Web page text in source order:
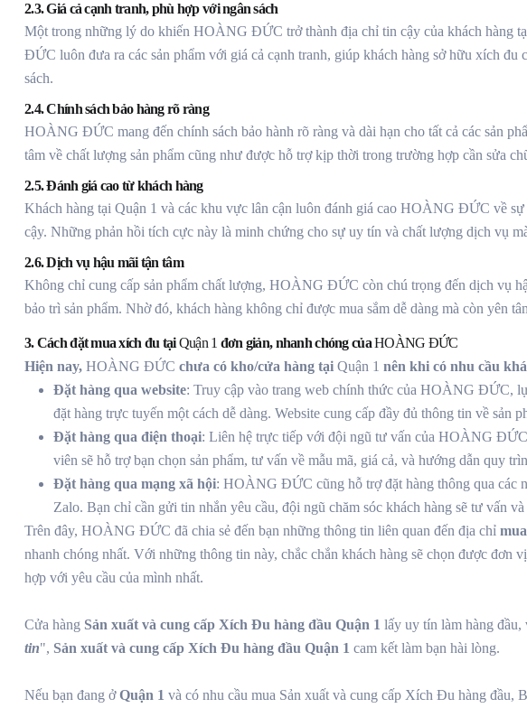
2.3. Giá cả cạnh tranh, phù hợp với ngân sách
Một trong những lý do khiến HOÀNG ĐỨC trở thành địa chỉ tin cậy của khách hàng
ĐỨC luôn đưa ra các sản phẩm với giá cả cạnh tranh, giúp khách hàng sở hữu xích đu
sách.
2.4. Chính sách bảo hàng rõ ràng
HOÀNG ĐỨC mang đến chính sách bảo hành rõ ràng và dài hạn cho tất cả các sản
tâm về chất lượng sản phẩm cũng như được hỗ trợ kịp thời trong trường hợp cần sửa
2.5. Đánh giá cao từ khách hàng
Khách hàng tại Quận 1 và các khu vực lân cận luôn đánh giá cao HOÀNG ĐỨC về sự
cậy. Những phản hồi tích cực này là minh chứng cho sự uy tín và chất lượng dịch vụ
2.6. Dịch vụ hậu mãi tận tâm
Không chỉ cung cấp sản phẩm chất lượng, HOÀNG ĐỨC còn chú trọng đến dịch vụ
bảo trì sản phẩm. Nhờ đó, khách hàng không chỉ được mua sắm dễ dàng mà còn yên
3. Cách đặt mua xích đu tạiQuận 1 đơn giản, nhanh chóng củaHOÀNG ĐỨC
Hiện nay, HOÀNG ĐỨC chưa có kho/cửa hàng tại Quận 1 nên khi có nhu cầu
Đặt hàng qua website: Truy cập vào trang web chính thức của HOÀNG ĐỨC,
đặt hàng trực tuyến một cách dễ dàng. Website cung cấp đầy đủ thông tin về sản
Đặt hàng qua điện thoại: Liên hệ trực tiếp với đội ngũ tư vấn của HOÀNG
viên sẽ hỗ trợ bạn chọn sản phẩm, tư vấn về mẫu mã, giá cả, và hướng dẫn quy
Đặt hàng qua mạng xã hội: HOÀNG ĐỨC cũng hỗ trợ đặt hàng thông qua các
Zalo. Bạn chỉ cần gửi tin nhắn yêu cầu, đội ngũ chăm sóc khách hàng sẽ tư vấn
Trên đây, HOÀNG ĐỨC đã chia sẻ đến bạn những thông tin liên quan đến địa chỉ
nhanh chóng nhất. Với những thông tin này, chắc chắn khách hàng sẽ chọn được đơn
hợp với yêu cầu của mình nhất.
Cửa hàng Sản xuất và cung cấp Xích Đu hàng đầu Quận 1 lấy uy tín làm hàng
tin", Sản xuất và cung cấp Xích Đu hàng đầu Quận 1 cam kết làm bạn hài lòng.
Nếu bạn đang ởQuận 1 và có nhu cầu mua Sản xuất và cung cấp Xích Đu hàng đầu,